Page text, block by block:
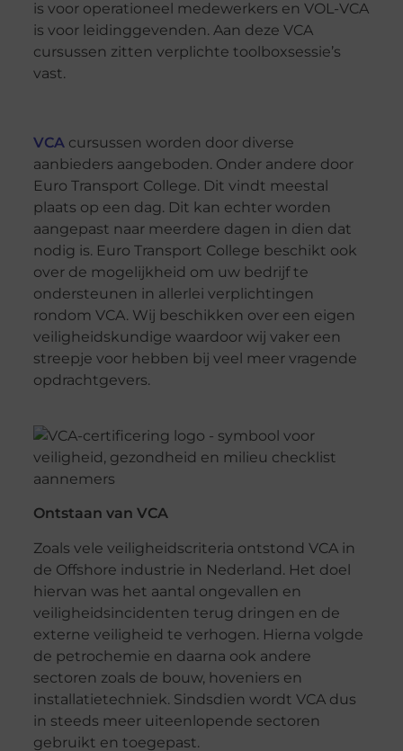
is voor operationeel medewerkers en VOL-VCA
is voor leidinggevenden. Aan deze VCA
cursussen zitten verplichte toolboxsessie’s
vast.
VCA cursussen worden door diverse
aanbieders aangeboden. Onder andere door
Euro Transport College. Dit vindt meestal
plaats op een dag. Dit kan echter worden
aangepast naar meerdere dagen in dien dat
nodig is. Euro Transport College beschikt ook
over de mogelijkheid om uw bedrijf te
ondersteunen in allerlei verplichtingen
rondom VCA. Wij beschikken over een eigen
veiligheidskundige waardoor wij vaker een
streepje voor hebben bij veel meer vragende
opdrachtgevers.
Ontstaan van VCA
Zoals vele veiligheidscriteria ontstond VCA in
de Offshore industrie in Nederland. Het doel
hiervan was het aantal ongevallen en
veiligheidsincidenten terug dringen en de
externe veiligheid te verhogen. Hierna volgde
de petrochemie en daarna ook andere
sectoren zoals de bouw, hoveniers en
installatietechniek. Sindsdien wordt VCA dus
in steeds meer uiteenlopende sectoren
gebruikt en toegepast.